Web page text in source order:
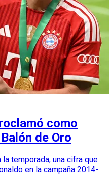
como
de Oro
temporada, una cifra que
en la campaña 2014-